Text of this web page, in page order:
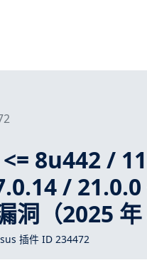
8u442 /
/
洞（2025 年
插件 ID 234472